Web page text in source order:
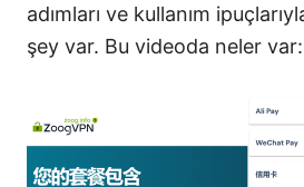
adımları ve kullanım
şey var. Bu videoda neler var: